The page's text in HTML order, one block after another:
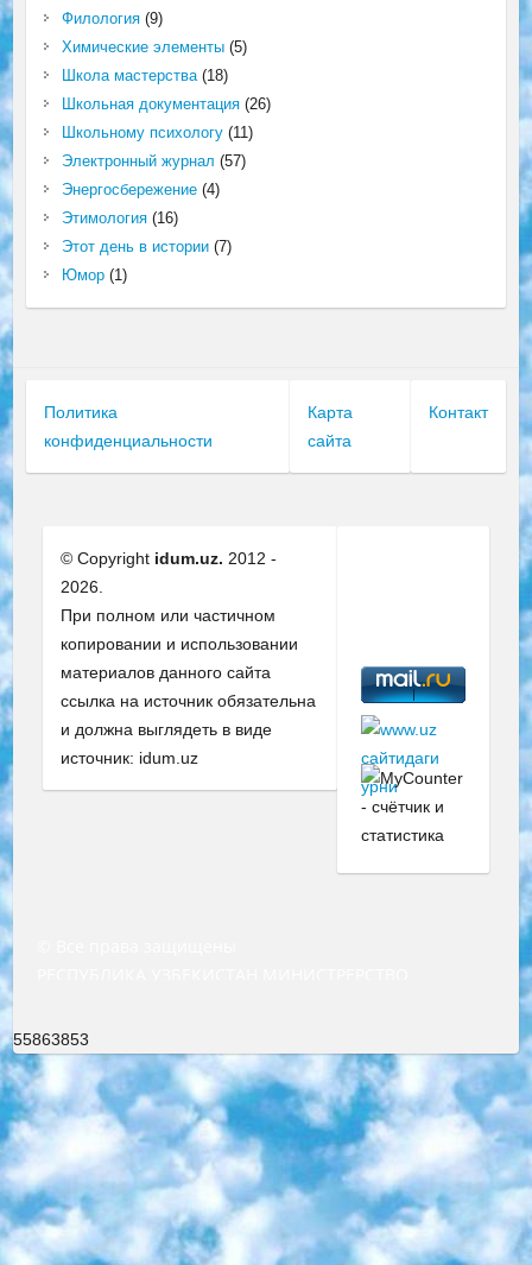
Филология(9)
Химические элементы(5)
Школа мастерства(18)
Школьная документация(26)
Школьному психологу(11)
Электронный журнал (57)
Энергосбережение(4)
Этимология(16)
Этот день в истории(7)
Юмор(1)
Политика
конфиденциальности
Карта
сайта
Контакт
© Copyright idum.uz. 2012 -
2026.
При полном или частичном
копировании и использовании
материалов данного сайта
ссылка на источник обязательна
и должна выглядеть в виде
источник: idum.uz
55863853